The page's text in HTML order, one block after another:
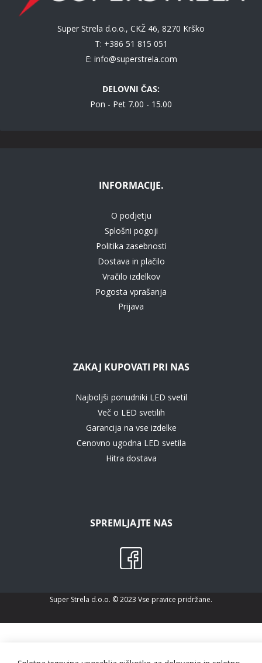
Super Strela d.o.o., CKŽ 46, 8270 Krško
T: +386 51 815 051
E: info@superstrela.com
DELOVNI ČAS:
Pon - Pet 7.00 - 15.00
INFORMACIJE.
O podjetju
Splošni pogoji
Politika zasebnosti
Dostava in plačilo
Vračilo izdelkov
Pogosta vprašanja
Prijava
ZAKAJ KUPOVATI PRI NAS
Najboljši ponudniki LED svetil
Več o LED svetilih
Garancija na vse izdelke
Cenovno ugodna LED svetila
Hitra dostava
SPREMLJAJTE NAS
Super Strela d.o.o. © 2023 Vse pravice pridržane.